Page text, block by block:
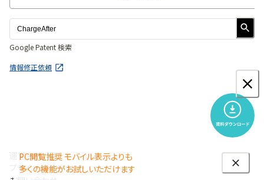
Google Patent 検索
情報修正依頼
運営会社
プライバシーポリシー
PC閲覧推奨 モバイル表示よりも
多くの機能がお試しいただけます